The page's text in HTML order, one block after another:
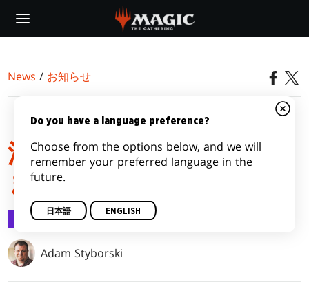
main
News / お知らせ
『イクサラン：失われし
洞窟』ファーストルック
まとめ
お知らせ 2023/09/22
Adam Styborski
Do you have a language preference?
Choose from the options below, and we will
remember your preferred language in the
future.
日本語 ENGLISH